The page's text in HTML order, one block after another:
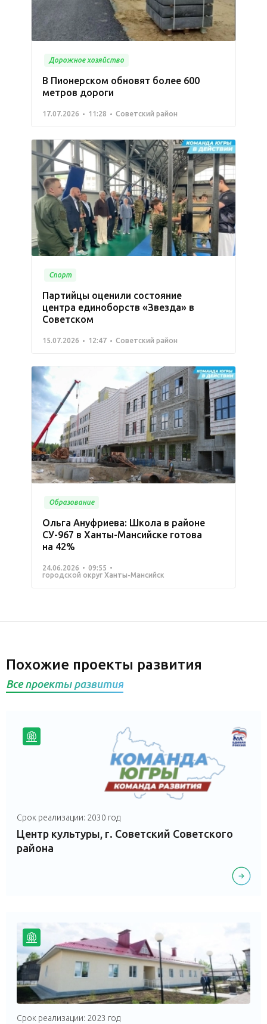
Дорожное хозяйство
В Пионерском обновят более 600
метров дороги
17.07.2026 11:28 Советский район
Спорт
Партийцы оценили состояние
центра единоборств «Звезда» в
Советском
15.07.2026 12:47 Советский район
Образование
Ольга Ануфриева: Школа в районе
СУ-967 в Ханты-Мансийске готова
на 42%
24.06.2026
09:55
городской округ Ханты-Мансийск
Похожие проекты развития
Все проекты развития
Срок реализации: 2030 год
Центр культуры, г. Советский Советского
района
Срок реализации: 2023 год